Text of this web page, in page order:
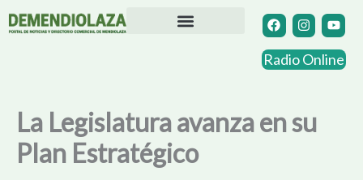
F
a
c
e
b
I
n
s
t
a
m
Y
o
u
t
u
Radio Online
La Legislatura avanza en su
Plan Estratégico